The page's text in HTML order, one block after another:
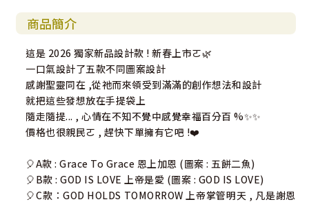
商品簡介
這是 2026 獨家新品設計款 ! 新春上市ㄛ🌿
一口氣設計了五款不同圖案設計
感謝聖靈同在 ,從祂而來領受到滿滿的創作想法和設計
就把這些發想放在手提袋上
隨走隨提... , 心情在不知不覺中感覺幸福百分百 %✨✨
價格也很親民ㄛ , 趕快下單擁有它吧 !❤️
🎈A款 : Grace To Grace 恩上加恩 (圖案 : 五餅二魚)
🎈B款 : GOD IS LOVE 上帝是愛 (圖案 : GOD IS LOVE)
🎈C款：GOD HOLDS TOMORROW 上帝掌管明天 , 凡是謝恩